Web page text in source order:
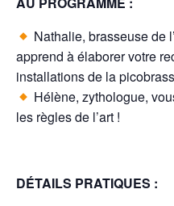
Nathalie, brasseuse de
apprend à élaborer votre
installations de la
Hélène, zythologue,
les règles de l’art !
DÉTAILS PRATIQUES :